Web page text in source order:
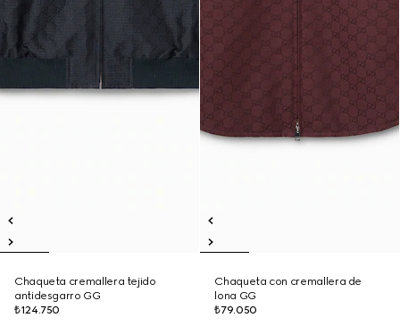
Chaqueta cremallera tejido
antidesgarro GG
₺124.750
Chaqueta con cremallera de
lona GG
₺79.050